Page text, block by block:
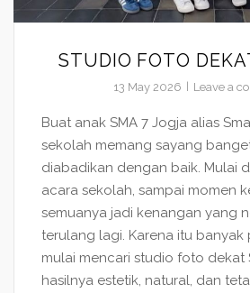
STUDIO FOTO
13 May 2026 Leave a
Buat anak SMA 7 Jogja alias
sekolah memang sayang
diabadikan dengan baik. Mulai
acara sekolah, sampai momen
semuanya jadi kenangan yang
terulang lagi. Karena itu banyak
mulai mencari studio foto dekat
hasilnya estetik, natural, dan